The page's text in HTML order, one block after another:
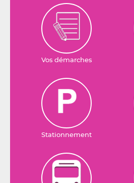
Vos démarches
Stationnement